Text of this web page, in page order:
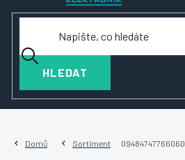
HLEDAT
Domů Sortiment 09484747766060